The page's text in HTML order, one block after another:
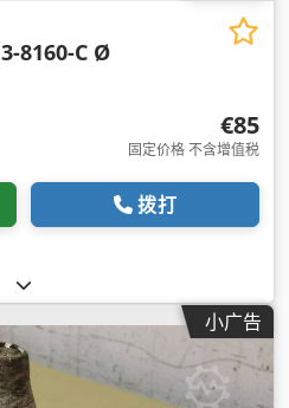
8160-C Ø
€85
固定价格 不含增值税
拨打
小广告